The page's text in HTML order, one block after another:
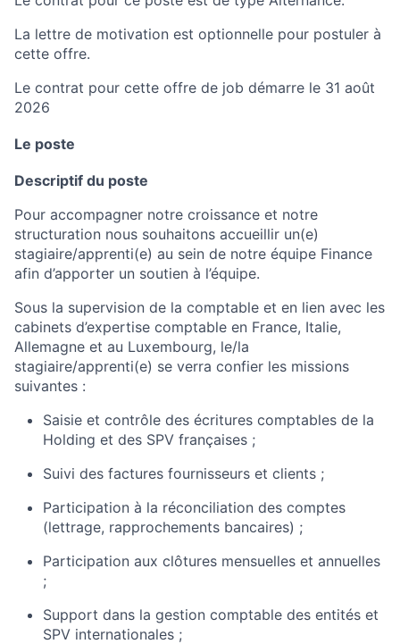
La lettre de motivation est optionnelle pour postuler à
cette offre.
Le contrat pour cette offre de job démarre le 31 août
2026
Le poste
Descriptif du poste
Pour accompagner notre croissance et notre
structuration nous souhaitons accueillir un(e)
stagiaire/apprenti(e) au sein de notre équipe Finance
afin d’apporter un soutien à l’équipe.
Sous la supervision de la comptable et en lien avec les
cabinets d’expertise comptable en France, Italie,
Allemagne et au Luxembourg, le/la
stagiaire/apprenti(e) se verra confier les missions
suivantes :
Saisie et contrôle des écritures comptables de la
Holding et des SPV françaises ;
Suivi des factures fournisseurs et clients ;
Participation à la réconciliation des comptes
(lettrage, rapprochements bancaires) ;
Participation aux clôtures mensuelles et annuelles
;
Support dans la gestion comptable des entités et
SPV internationales ;